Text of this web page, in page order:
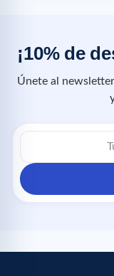
¡10% de
Únete al